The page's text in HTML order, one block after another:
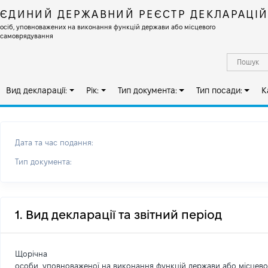
ЄДИНИЙ ДЕРЖАВНИЙ РЕЄСТР ДЕКЛАРАЦІЙ
осіб, уповноважених на виконання функцій держави або місцевого
самоврядування
Вид декларації: Рік: Тип документа: Тип посади:
Дата та час подання:
Тип документа:
1. Вид декларації та звітний період
Щорічна
особи, уповноваженої на виконання функцій держави або